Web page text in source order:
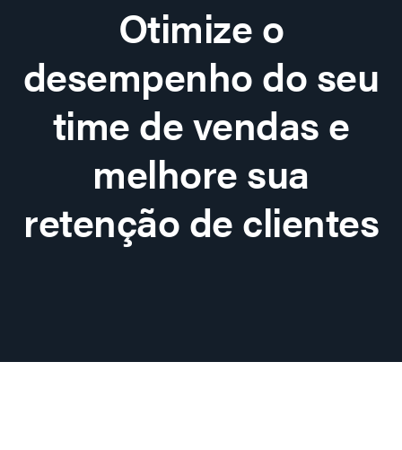
Otimize o
desempenho do seu
time de vendas e
melhore sua
retenção de clientes